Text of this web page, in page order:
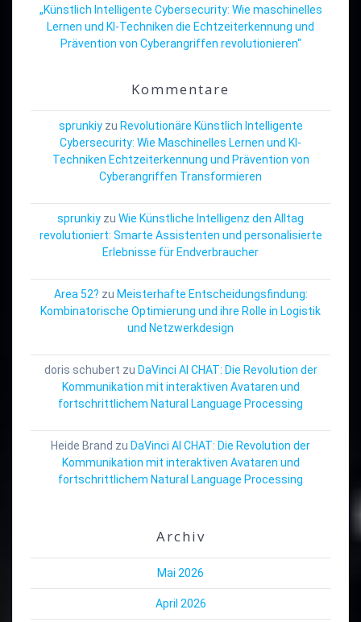
„Künstlich Intelligente Cybersecurity: Wie maschinelles
Lernen und KI-Techniken die Echtzeiterkennung und
Prävention von Cyberangriffen revolutionieren“
Kommentare
sprunkiyzu Revolutionäre Künstlich Intelligente
Cybersecurity: Wie Maschinelles Lernen und KI-
Techniken Echtzeiterkennung und Prävention von
Cyberangriffen Transformieren
sprunkiy zu Wie Künstliche Intelligenz den Alltag
revolutioniert: Smarte Assistenten und personalisierte
Erlebnisse für Endverbraucher
Area 52? zu Meisterhafte Entscheidungsfindung:
Kombinatorische Optimierung und ihre Rolle in Logistik
und Netzwerkdesign
doris schubert zu DaVinci AI CHAT: Die Revolution der
Kommunikation mit interaktiven Avataren und
fortschrittlichem Natural Language Processing
Heide Brand zu DaVinci AI CHAT: Die Revolution der
Kommunikation mit interaktiven Avataren und
fortschrittlichem Natural Language Processing
Archiv
Mai 2026
April 2026